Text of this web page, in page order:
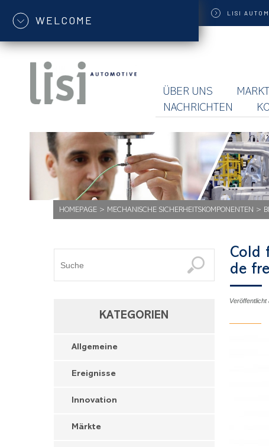
WELCOME
LISI
ÜBER UNS MARKT
NACHRICHTEN
HOMEPAGE> MECHANISCHE SICHERHEITSKOMPONENTEN >
KATEGORIEN
Allgemeine
Ereignisse
Innovation
Märkte
Cold
de